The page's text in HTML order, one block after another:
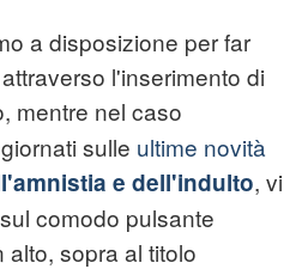
a disposizione per far
l'inserimento di
mentre nel caso
sulle ultime novità
e dell'indulto, vi
comodo pulsante
alto, sopra al titolo